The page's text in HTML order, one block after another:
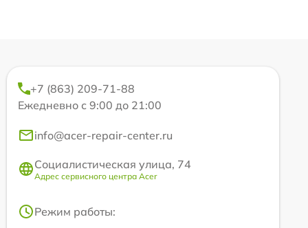
+7 (863) 209-71-88
Ежедневно с 9:00 до 21:00
info@acer-repair-center.ru
Социалистическая улица, 74
Адрес сервисного центра Acer
Режим работы: